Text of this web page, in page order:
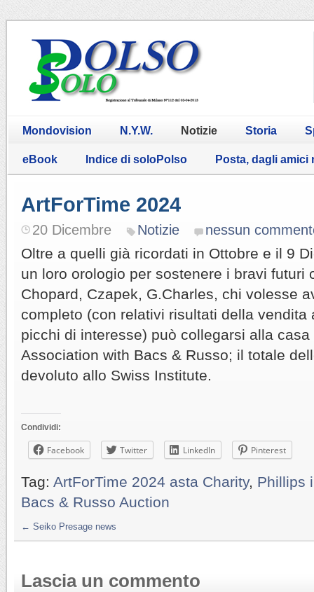
Mondovision N.Y.W. Notizie Storia
eBook Indice di soloPolso Posta, dagli amici
ArtForTime 2024
20 Dicembre Notizie nessun
Oltre a quelli già ricordati in Ottobre e il 9
un loro orologio per sostenere i bravi futuri
Chopard, Czapek, G.Charles, chi volesse
completo (con relativi risultati della vendita
picchi di interesse) può collegarsi alla casa
Association with Bacs & Russo; il totale
devoluto allo Swiss Institute.
Condividi:
Facebook Twitter LinkedIn Pinterest
Tag: ArtForTime 2024 asta Charity, Phillips
Bacs & Russo Auction
← Seiko Presage news
Lascia un commento